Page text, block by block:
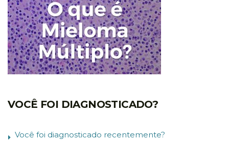
VOCÊ FOI DIAGNOSTICADO?
Você foi diagnosticado recentemente?